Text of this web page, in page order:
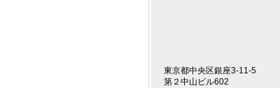
東京都中央区銀座3-11-5
第２中山ビル602